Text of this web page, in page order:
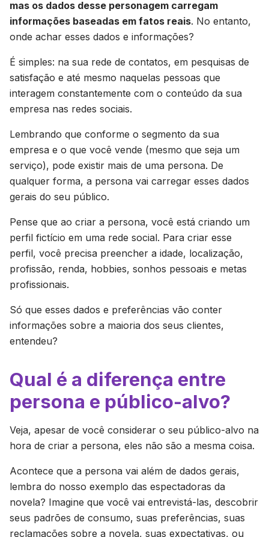
mas os dados desse personagem carregam
informações baseadas em fatos reais. No entanto,
onde achar esses dados e informações?
É simples: na sua rede de contatos, em pesquisas de
satisfação e até mesmo naquelas pessoas que
interagem constantemente com o conteúdo da sua
empresa nas redes sociais.
Lembrando que conforme o segmento da sua
empresa e o que você vende (mesmo que seja um
serviço), pode existir mais de uma persona. De
qualquer forma, a persona vai carregar esses dados
gerais do seu público.
Pense que ao criar a persona, você está criando um
perfil fictício em uma rede social. Para criar esse
perfil, você precisa preencher a idade, localização,
profissão, renda, hobbies, sonhos pessoais e metas
profissionais.
Só que esses dados e preferências vão conter
informações sobre a maioria dos seus clientes,
entendeu?
Qual é a diferença entre
persona e público-alvo?
Veja, apesar de você considerar o seu público-alvo na
hora de criar a persona, eles não são a mesma coisa.
Acontece que a persona vai além de dados gerais,
lembra do nosso exemplo das espectadoras da
novela? Imagine que você vai entrevistá-las, descobrir
seus padrões de consumo, suas preferências, suas
reclamações sobre a novela, suas expectativas, ou